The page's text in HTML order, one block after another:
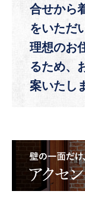
合せから
をいただ
理想のお
るため、
案いたし